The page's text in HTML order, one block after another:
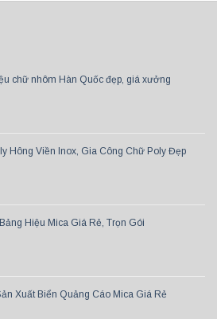
chữ nhôm Hàn Quốc đẹp, giá xưởng
Hông Viền Inox, Gia Công Chữ Poly Đẹp
Hiệu Mica Giá Rẻ, Trọn Gói
Xuất Biển Quảng Cáo Mica Giá Rẻ